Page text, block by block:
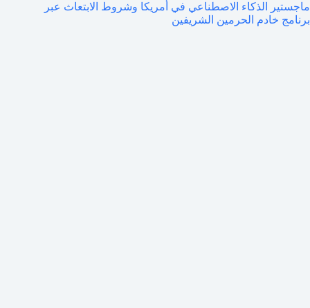
ماجستير الذكاء الاصطناعي في أمريكا وشروط الابتعاث عبر
برنامج خادم الحرمين الشريفين